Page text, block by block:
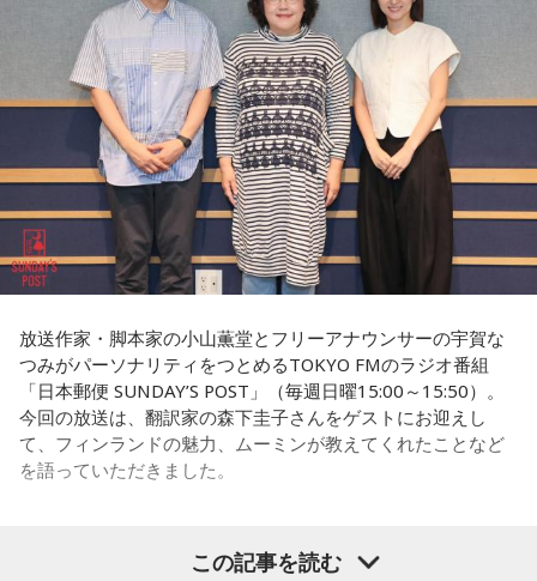
くて歌えないんですよ～」と言っていました。
番組名：『友近ママの魔法の引き出し』
放送局：RNB南海放送（愛媛）
放送日時：金曜 19時～21時
この番組をラジコで聴く
まだまだ個性的なパーソナリティはたくさんいらっしゃいま
す。ぜひ、ラジコプレミアムで見つけてみてください。
▼radiko.jp
http://radiko.jp/
聴けなかったラジオ局の番組も聴くことができます。
8月5日、いのはなトンネルの近くでは、慰霊の集いが開かれ
ます。年々、乗客で銃撃を体験された方の出席は少なくな
り、去年はわずかにお二人でした。でも、出席される方の数
は、不思議と減ることがありません。
毎年、新たに銃撃を知った人たちが一度は手を合わせたいと
訪ねて下さるのだそうです。
去年の慰霊の集いに参列された、列車の車掌として乗務して
いた女性の方のお孫さんがおっしゃった言葉を胸に刻みたい
と思います。
「祖母は亡くなるまでずっと、『あの時、列車を発車させな
ければよかった……』そう言っていました」
◆「今いちばんすごい人」と聞いて実現した初対談
きゃりーは、いろんなところからゆとりくんのお話を聞くこ
とが多かったそうで、クリエイティブディレクター・千原徹
也さんとのランチでも「今、きゃりーちゃんくらいの世代で
一番すごいんじゃないかな」と名前が挙がり、その後、ゆと
りくんのYouTubeチャンネルにOKAMOTO’Sのレイジさんが
出演していた回を見て「すごく話しやすそうな人だなと思っ
た」と興味を持ったそうです。
一方のゆとりくんも、きゃりーについて「物心ついたときか
月違いという共通点に加え、10代向けカルチャー・ファッシ
ョン誌「HR」の同じ号に掲載されていたことも判明し、2人
は当時を懐かしく振り返ります。ゆとりくんは「僕はスナッ
プの1人みたいな感じでしたけど、きゃりーさんは表紙。ずっ
とスターでした」と語り、「同じ雑誌に出ていたってことで
すね」ときゃりーも笑顔を見せました。
在約30のブランドを展開し、全国に約60店舗を構えているこ
とを紹介。ストリートブランドだけでなく、パジャマやレデ
放送作家・脚本家の小山薫堂とフリーアナウンサーの宇賀な
つみがパーソナリティをつとめるTOKYO FMのラジオ番組
「日本郵便 SUNDAY’S POST」（毎週日曜15:00～15:50）。
今回の放送は、翻訳家の森下圭子さんをゲストにお迎えし
て、フィンランドの魅力、ムーミンが教えてくれたことなど
を語っていただきました。
（左から）パーソナリティの小山薫堂、森下圭子さん、宇賀
この記事を読む